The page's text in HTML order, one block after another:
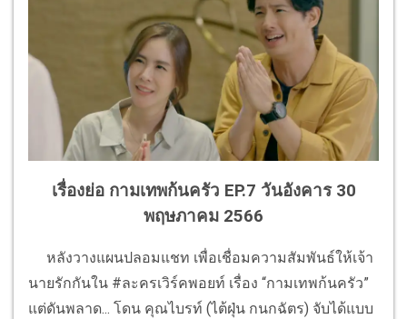
เรื่องย่อ กามเทพก้นครัว EP.7 วันอังคาร 30
พฤษภาคม 2566
หลังวางแผนปลอมแชท เพื่อเชื่อมความสัมพันธ์ให้เจ้า
นายรักกันใน #ละครเวิร์คพอยท์ เรื่อง “กามเทพก้นครัว”
แต่ดันพลาด... โดน คุณไบรท์ (ไต้ฝุ่น กนกฉัตร) จับได้แบบ